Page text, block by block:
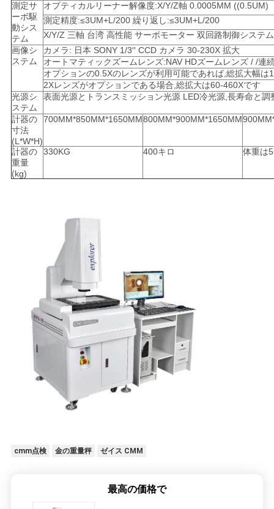
測定サ
ーボ駆
動シス
テム
オプティカルリーナー解像度:X/Y/Z軸 0.0005MM ((0.5UM)
測定精度:≤3UM+L/200 繰り返し:≤3UM+L/200
X/Y/Z 三軸 台湾 高性能 サーボモーター 双回路制御システム
画像シ
ステム
カメラ: 日本 SONY 1/3′′ CCD カメラ 30-230X 拡大
オートマティックズームレンズ:NAV HDズームレンズ / /連
オプションの0.5Xのレンズが利用可能であれば,総拡大幅は
2Xレンズがオプションである場合,総拡大は60-460Xです
光源シ
ステム
表面光源とトランスミッション光源 LED冷光源,長寿命と調
計器の
寸法
(L*W*H)
700MM*850MM*1650MM800MM*900MM*1650MM
計器の
重量
(kg)
330KG 400キロ 体重は
cmm点検 金の重量秤 ゼイス CMM
最高の価格で